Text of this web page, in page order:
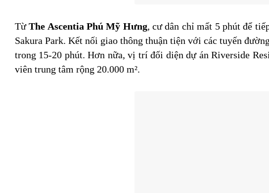
TừThe Ascentia Phú Mỹ Hưng, cư dân chỉ mất 5 phút để
Sakura Park. Kết nối giao thông thuận tiện với các tuyến
trong 15-20 phút. Hơn nữa, vị trí đối diện dự án Riverside
viên trung tâm rộng 20.000 m².